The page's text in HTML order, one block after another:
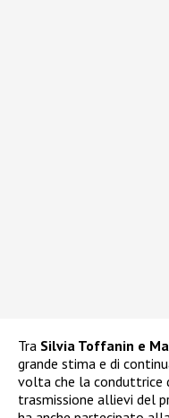
Tra Silvia Toffanin e
grande stima e di
volta che la conduttrice
trasmissione allievi del